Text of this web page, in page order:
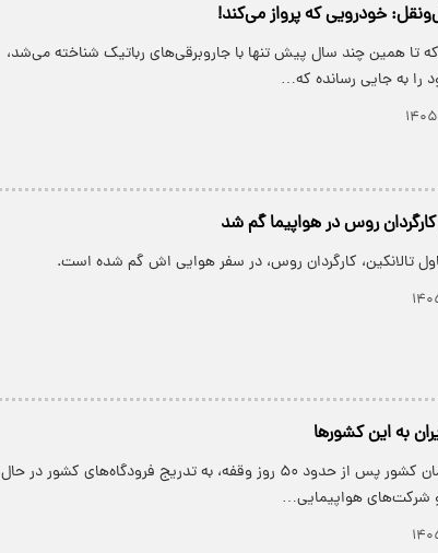
خودرویی که پرواز می‌کند!
که تا همین چند سال پیش تنها با جاروبرقی‌های رباتیک شناخته می‌شد،
را به جایی رسانده که…
روس در هواپیما گم شد
تالانکین، کارگردان روس، در سفر هوایی اش گم شده است.
به این کشورها
با بازگشایی آسمان کشور پس از حدود ۵۰ روز وقفه، به تدریج فرودگاه‌های کشور در حال
و شرکت‌های هواپیمایی…